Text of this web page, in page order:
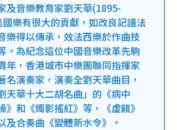
及音樂教育家劉天華(1895-
樂有很大的貢獻，如改良記譜法
樂得以傳承，效法西樂於作曲技
。為紀念這位中國音樂改革先駒
年，香港城市中樂團聯同指揮家
名演奏家，演奏全劉天華曲目，
天華十大二胡名曲」的《病中
》和《燭影搖紅》等，《虛籟》
及合奏曲《變體新水令》。